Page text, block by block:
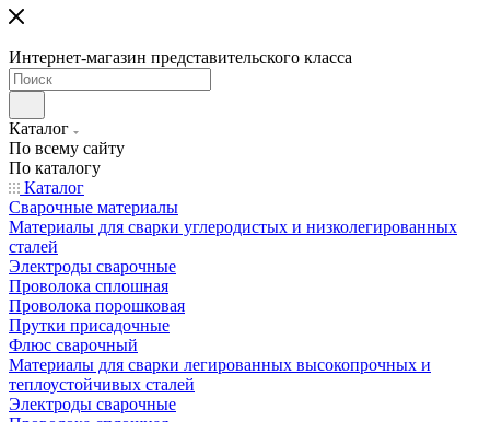
Интернет-магазин представительского класса
Каталог
По всему сайту
По каталогу
Каталог
Сварочные материалы
Материалы для сварки углеродистых и низколегированных
сталей
Электроды сварочные
Проволока сплошная
Проволока порошковая
Прутки присадочные
Флюс сварочный
Материалы для сварки легированных высокопрочных и
теплоустойчивых сталей
Электроды сварочные